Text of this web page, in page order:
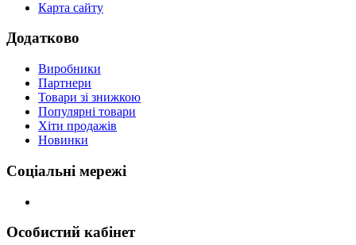
Карта сайту
Додатково
Виробники
Партнери
Товари зі знижкою
Популярні товари
Хіти продажів
Новинки
Соціальні мережі
Особистий кабінет